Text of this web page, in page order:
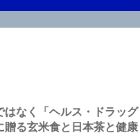
はなく「ヘルス・ドラッグ
贈る玄米食と日本茶と健康